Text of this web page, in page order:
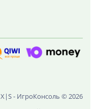
- ИгроКонсоль © 2026